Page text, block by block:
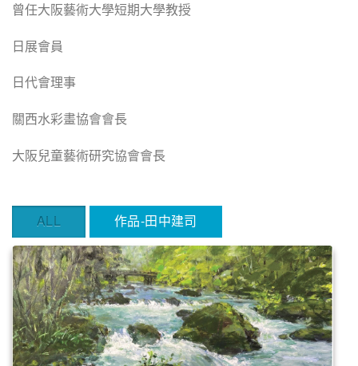
曾任大阪藝術大學短期大學教授
日展會員
日代會理事
關西水彩畫協會會長
大阪兒童藝術研究協會會長
ALL 作品-田中建司